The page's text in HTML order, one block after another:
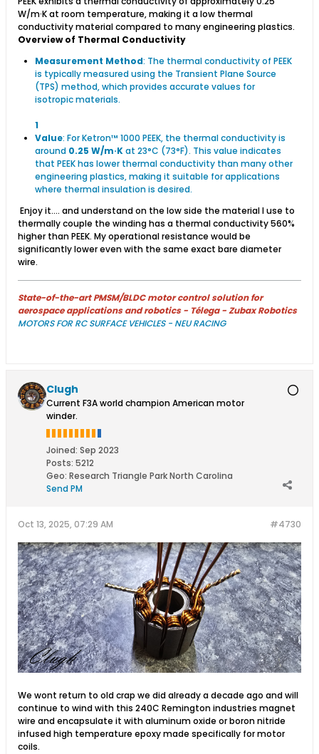
W/m·K at room temperature, making it a low thermal
conductivity material compared to many engineering plastics.
Overview of Thermal Conductivity
Measurement Method: The thermal conductivity of PEEK
is typically measured using the Transient Plane Source
(TPS) method, which provides accurate values for
isotropic materials.
1
Value: For Ketron™ 1000 PEEK, the thermal conductivity is
around 0.25 W/m·Kat 23°C (73°F). This value indicates
that PEEK has lower thermal conductivity than many other
engineering plastics, making it suitable for applications
where thermal insulation is desired.
​ Enjoy it.... and understand on the low side the material I use to
thermally couple the winding has a thermal conductivity 560%
higher than PEEK. My operational resistance would be
significantly lower even with the same exact bare diameter
wire.
State-of-the-art PMSM/BLDC motor control solution for
aerospace applications and robotics - Télega - Zubax Robotics
MOTORS FOR RC SURFACE VEHICLES - NEU RACING
Clugh
Current F3A world champion American motor
winder.
Joined: Sep 2023
Posts: 5212
Geo: Research Triangle Park North Carolina
Send PM
#4730
Oct 13, 2025, 07:29 AM
We wont return to old crap we did already a decade ago and will
continue to wind with this 240C Remington industries magnet
wire and encapsulate it with aluminum oxide or boron nitride
infused high temperature epoxy made specifically for motor
coils.